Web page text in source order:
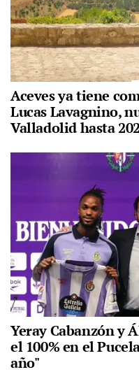
Aceves ya tiene
Lucas Lavagnino,
Valladolid hasta
Yeray Cabanzón y
el 100% en el
año"